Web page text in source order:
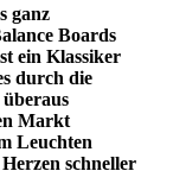
ganz
Boards
ein Klassiker
durch die
Markt
Leuchten
schneller